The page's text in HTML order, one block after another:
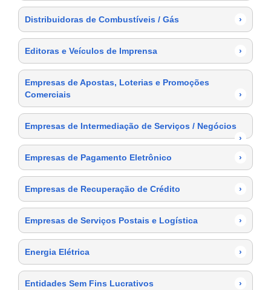
Distribuidoras de Combustíveis / Gás ›
Editoras e Veículos de Imprensa ›
Empresas de Apostas, Loterias e Promoções
Comerciais
›
Empresas de Intermediação de Serviços / Negócios
›
Empresas de Pagamento Eletrônico
›
Empresas de Recuperação de Crédito ›
Empresas de Serviços Postais e Logística ›
Energia Elétrica ›
Entidades Sem Fins Lucrativos ›